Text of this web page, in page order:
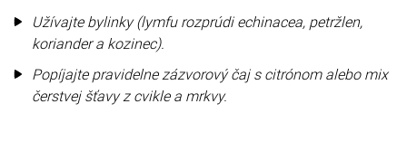
Užívajte bylinky (lymfu rozprúdi echinacea, petržlen,
koriander a kozinec).
Popíjajte pravidelne zázvorový čaj s citrónom alebo mix
čerstvej šťavy z cvikle a mrkvy.